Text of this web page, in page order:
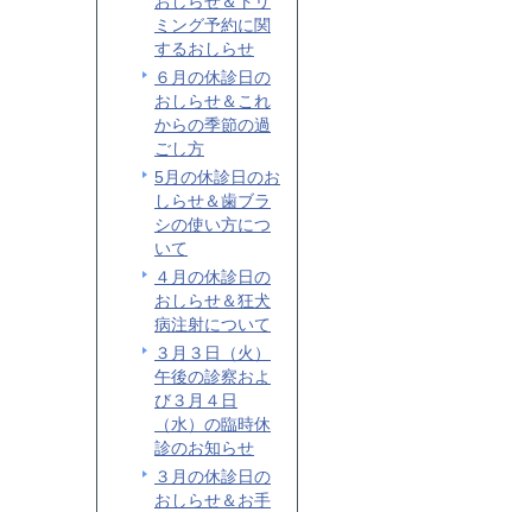
ミング予約に関
するおしらせ
６月の休診日の
おしらせ＆これ
からの季節の過
ごし方
5月の休診日のお
しらせ＆歯ブラ
シの使い方につ
いて
４月の休診日の
おしらせ＆狂犬
病注射について
３月３日（火）
午後の診察およ
び３月４日
（水）の臨時休
診のお知らせ
３月の休診日の
おしらせ＆お手